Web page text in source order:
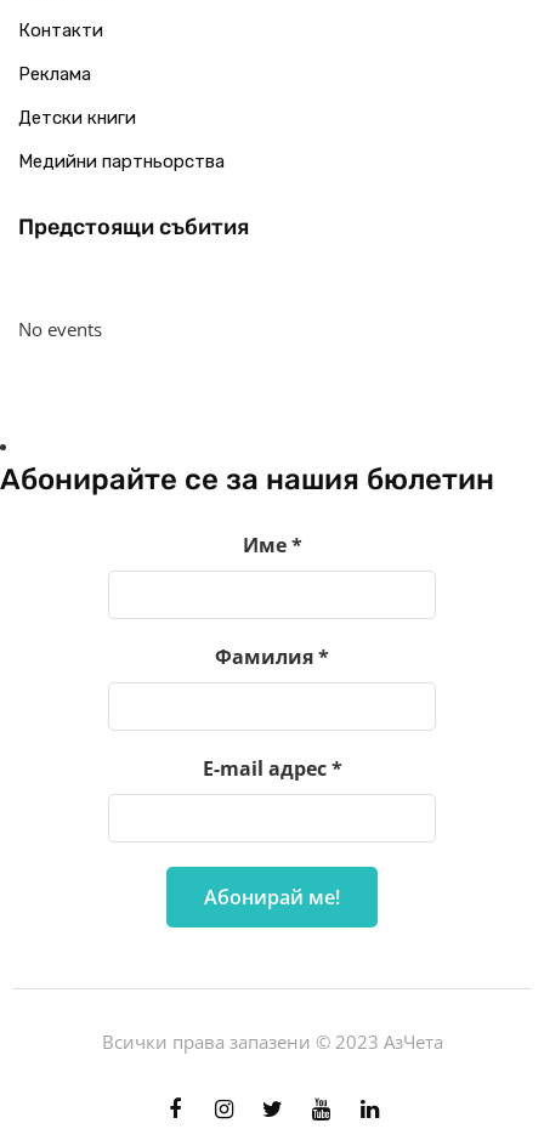
Контакти
Реклама
Детски книги
Медийни партньорства
Предстоящи събития
No events
Абонирайте се за нашия бюлетин
Име*
Фамилия*
E-mail адрес*
Всички права запазени © 2023 АзЧета